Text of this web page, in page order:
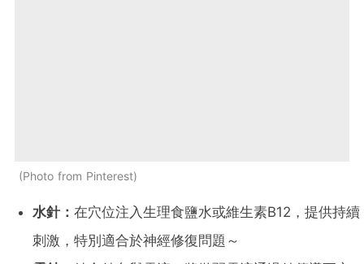
Photo from Pinterest
水針： 在穴位注入生理食鹽水或維生素B12，提供持續
刺激，特別適合於神經修復問題～